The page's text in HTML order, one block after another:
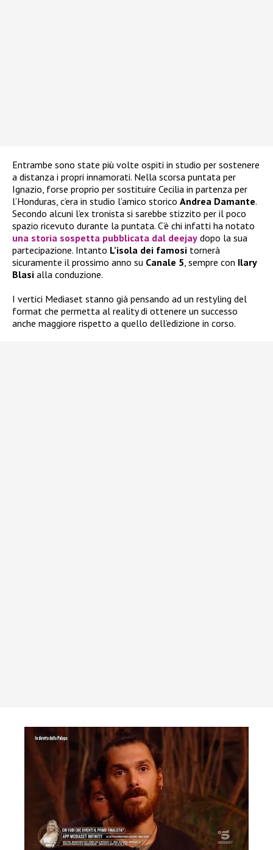
Entrambe sono state più volte ospiti in studio per sostenere
a distanza i propri innamorati. Nella scorsa puntata per
Ignazio, forse proprio per sostituire Cecilia in partenza per
l’Honduras, c’era in studio l’amico storico Andrea Damante.
Secondo alcuni l’ex tronista si sarebbe stizzito per il poco
spazio ricevuto durante la puntata. C’è chi infatti ha notato
una storia sospetta pubblicata dal deejay dopo la sua
partecipazione. Intanto L’isola dei famosi tornerà
sicuramente il prossimo anno su Canale 5 , sempre con Ilary
Blasi alla conduzione.
I vertici Mediaset stanno già pensando ad un restyling del
format che permetta al reality di ottenere un successo
anche maggiore rispetto a quello dell’edizione in corso.